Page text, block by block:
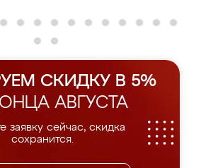
СКИДКУ В 5%
АВГУСТА
заявку сейчас, скидка
сохранится.